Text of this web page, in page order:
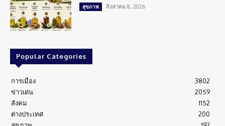
สุขภาพ สิงหาคม 8, 2026
Popular Categories
การเมือง
3802
ข่าวเด่น
2059
สังคม
1152
ต่างประเทศ
200